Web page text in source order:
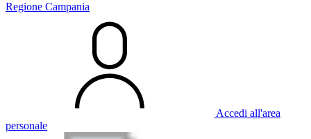
Regione Campania
Accedi all'area
personale